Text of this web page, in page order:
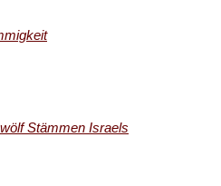
Stämmen Israels